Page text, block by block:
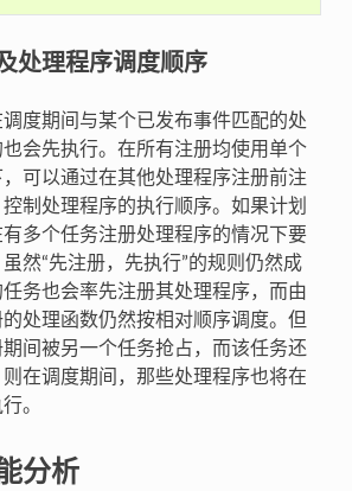
处理程序调度顺序
度期间与某个已发布事件匹配的处
会先执行。在所有注册均使用单个
可以通过在其他处理程序注册前注
制处理程序的执行顺序。如果计划
多个任务注册处理程序的情况下要
然“先注册，先执行”的规则仍然成
务也会率先注册其处理程序，而由
处理函数仍然按相对顺序调度。但
间被另一个任务抢占，而该任务还
在调度期间，那些处理程序也将在
。
分析